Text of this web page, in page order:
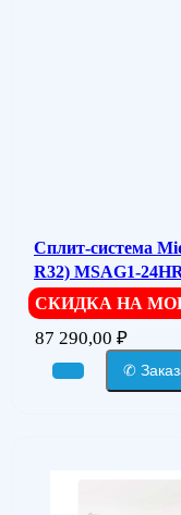
Сплит-система
R32) MSAG1-
СКИДКА НА
87 290,00 ₽
✆